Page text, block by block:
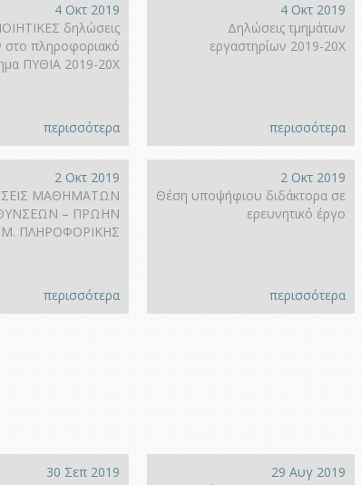
4 Οκτ 2019
δηλώσεις
στο πληροφοριακό
ΠΥΘΙΑ 2019-20Χ
περισσότερα
4 Οκτ 2019
Δηλώσεις τμημάτων
εργαστηρίων 2019-20Χ
περισσότερα
2 Οκτ 2019
ΜΑΘΗΜΑΤΩΝ
– ΠΡΩΗΝ
ΠΛΗΡΟΦΟΡΙΚΗΣ
περισσότερα
2 Οκτ 2019
Θέση υποψήφιου διδάκτορα σε
ερευνητικό έργο
περισσότερα
30 Σεπ 2019
29 Αυγ 2019